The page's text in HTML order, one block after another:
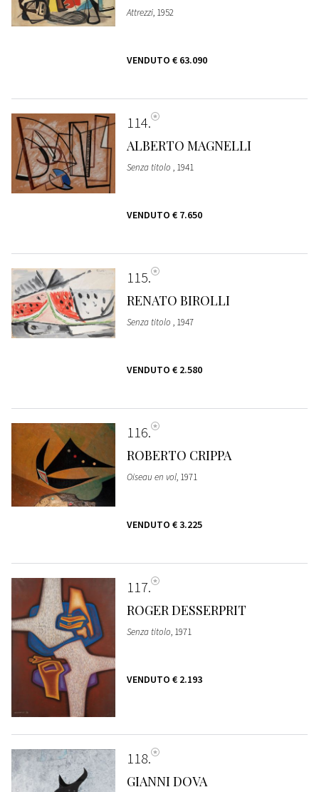
Attrezzi, 1952
VENDUTO € 63.090
114
ALBERTO MAGNELLI
Senza titolo , 1941
VENDUTO € 7.650
115
RENATO BIROLLI
Senza titolo , 1947
VENDUTO € 2.580
116
ROBERTO CRIPPA
Oiseau en vol, 1971
VENDUTO € 3.225
117
ROGER DESSERPRIT
Senza titolo, 1971
VENDUTO € 2.193
118
GIANNI DOVA